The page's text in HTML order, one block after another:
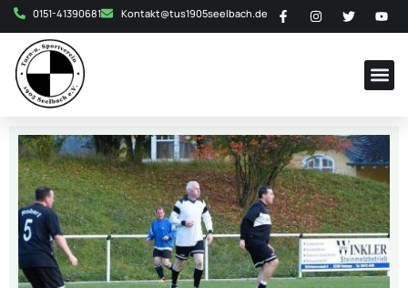
0151-41390681 Kontakt@tus1905seelbach.de